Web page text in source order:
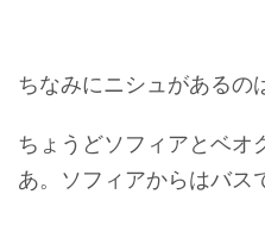
ちなみにニシュがあるの
ちょうどソフィアとベオ
あ。ソフィアからはバス